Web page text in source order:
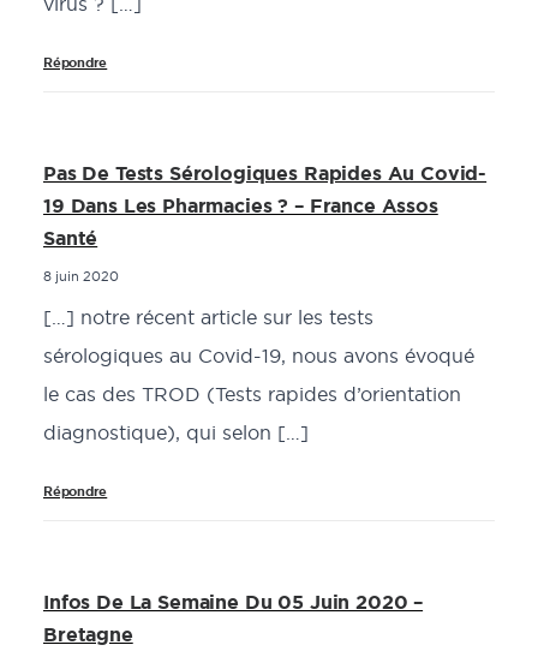
Répondre
Pas De Tests Sérologiques Rapides Au Covid-
19 Dans Les Pharmacies ? – France Assos
Santé
8 juin 2020
[…] notre récent article sur les tests
sérologiques au Covid-19, nous avons évoqué
le cas des TROD (Tests rapides d’orientation
diagnostique), qui selon […]
Répondre
Infos De La Semaine Du 05 Juin 2020 –
Bretagne